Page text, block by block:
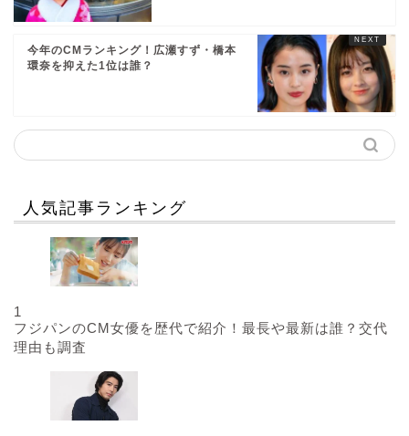
今年のCMランキング！広瀬すず・橋本
環奈を抑えた1位は誰？
人気記事ランキング
1
フジパンのCM女優を歴代で紹介！最長や最新は誰？交代
理由も調査